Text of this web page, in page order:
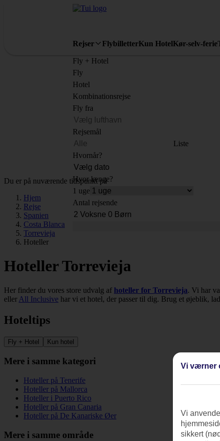
Rejser FlybilletterKun HotelKør-selv-ferie
Fly + Hotel
Fly
Hotel
Kombinationsrejse
Fly fra
Rejsemål
Liste
Hvornår?
Hvor længe?
1 uge
Antal rejsende
Du er på nuværende tidspunkt på
Hjem
Rejse
Spanien
Costa Blanca
Torrevieja
Hoteller
Hoteller Torrevieja
Her finder du vores store udvalg af hoteller for Torrevieja. Vi har
eller All Inclusive har vi et hotel, der passer til dig. Brug et øjeblik,
Hoteltips
Fly + Hotel Kun hotel
Mere i samme kategori
Hoteller på Tenerife
Hoteller på Mallorca
Hoteller i Puerto Rico
Hoteller på Gran Canaria
Hoteller på De Kanariske Øer
Mere i samme område
Vi værner
Vi
sikkert